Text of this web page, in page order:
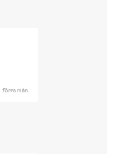
förra mån.